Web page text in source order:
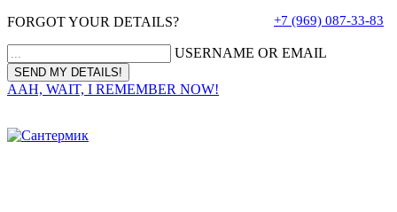
FORGOT YOUR DETAILS?
USERNAME OR EMAIL
AAH, WAIT, I REMEMBER NOW!
+7 (969) 087-33-83